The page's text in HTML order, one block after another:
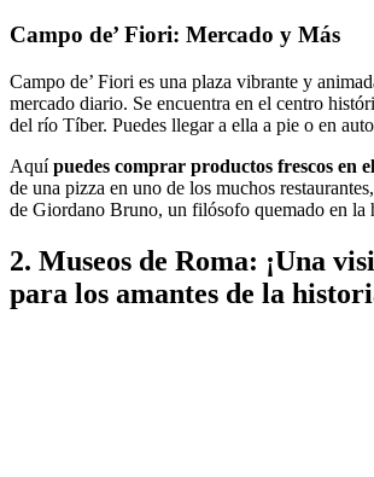
Campo de’ Fiori: Mercado y Más
Campo de’ Fiori es una plaza vibrante y
mercado diario. Se encuentra en el centro
del río Tíber. Puedes llegar a ella a pie o en
Aquípuedes comprar productos frescos en
de una pizza en uno de los muchos
de Giordano Bruno, un filósofo quemado en la
2. Museos de Roma: ¡Una
para los amantes de la